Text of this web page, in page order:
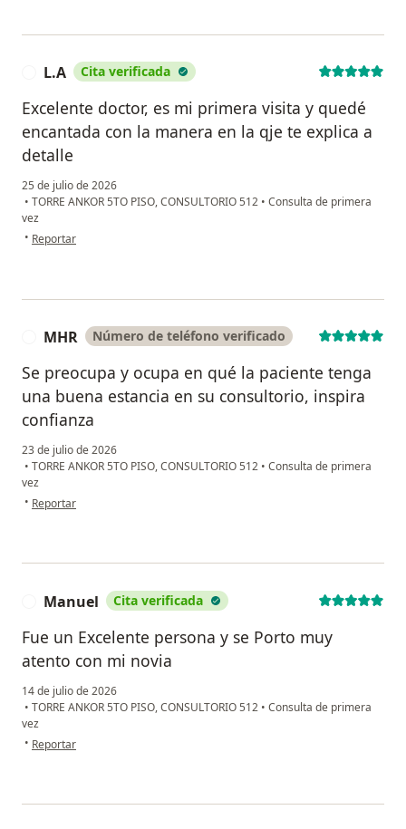
L.A Cita verificada
Excelente doctor, es mi primera visita y quedé
encantada con la manera en la qje te explica a
detalle
25 de julio de 2026
• TORRE ANKOR 5TO PISO, CONSULTORIO 512 • Consulta de primera
vez
• en opinión del usuario L.A
Reportar
MHR Número de teléfono verificado
Se preocupa y ocupa en qué la paciente tenga
una buena estancia en su consultorio, inspira
confianza
23 de julio de 2026
• TORRE ANKOR 5TO PISO, CONSULTORIO 512 • Consulta de primera
vez
• en opinión del usuario MHR
Reportar
Manuel Cita verificada
Fue un Excelente persona y se Porto muy
atento con mi novia
14 de julio de 2026
• TORRE ANKOR 5TO PISO, CONSULTORIO 512 • Consulta de primera
vez
• en opinión del usuario Manuel
Reportar